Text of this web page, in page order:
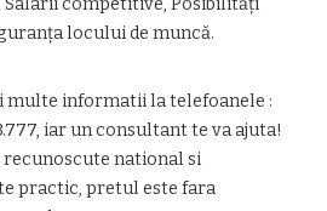
locului de muncă.
multe informatii la telefoanele :
iar un consultant te va ajuta!
national si
practic, pretul este fara